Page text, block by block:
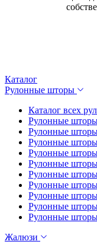
Каталог
Рулонные шторы
Каталог всех
Рулонные
Рулонные шторы
Рулонные
Рулонные
Рулонные
Рулонные
Рулонные
Рулонные
Рулонные
Рулонные
Жалюзи